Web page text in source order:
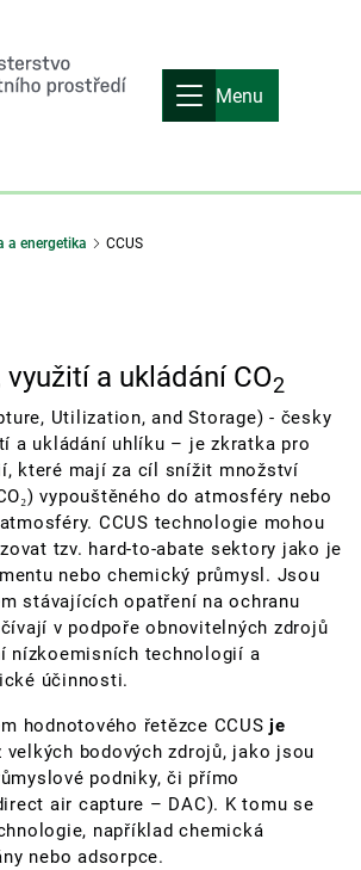
Menu
a energetika CCUS
a ukládání CO2
Utilization, and Storage) - česky
a ukládání uhlíku – je zkratka pro
které mají za cíl snížit množství
vypouštěného do atmosféry nebo
CCUS technologie mohou
tzv. hard-to-abate sektory jako je
nebo chemický průmysl. Jsou
stávajících opatření na ochranu
v podpoře obnovitelných zdrojů
nízkoemisních technologií a
účinnosti.
hodnotového řetězce CCUS je
velkých bodových zdrojů, jako jsou
podniky, či přímo
air capture – DAC). K tomu se
například chemická
nebo adsorpce.